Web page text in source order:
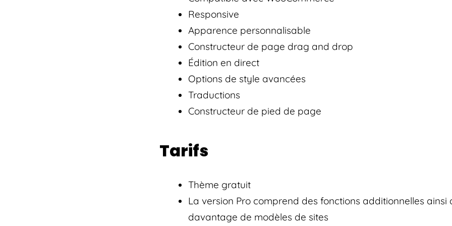
Responsive
Apparence personnalisable
Constructeur de page drag and drop
Édition en direct
Options de style avancées
Traductions
Constructeur de pied de page
Tarifs
Thème gratuit
La version Pro comprend des fonctions additionnelles ainsi
davantage de modèles de sites